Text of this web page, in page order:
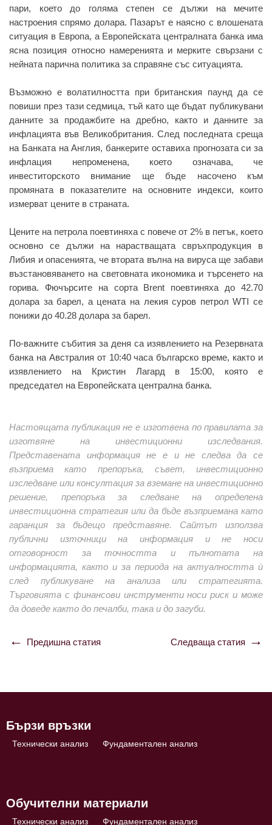
пари, което до голяма степен се дължи на мечите
настроения спрямо долара. Пазарът е наясно с влошената
ситуация в Европа, а Европейската централната банка има
ясна позиция относно намеренията и мерките свързани с
нейната парична политика за справяне със ситуацията.
Възможно е волатилността при британския паунд да се
повиши през тази седмица, тъй като ще бъдат публикувани
данните за продажбите на дребно, както и данните за
инфлацията във Великобритания. След последната среща
на Банката на Англия, банкерите оставиха прогнозата си за
инфлация непроменена, което означава, че
инвеститорското внимание ще бъде насочено към
промяната в показателите на основните индекси, които
измерват цените в страната.
Цените на петрола поевтиняха с повече от 2% в петък, което
основно се дължи на нарастващата свръхпродукция в
Либия и опасенията, че втората вълна на вируса ще забави
възстановяването на световната икономика и търсенето на
горива. Фючърсите на сорта Brent поевтиняха до 42.70
долара за барел, а цената на лекия суров петрол WTI се
понижи до 40.28 долара за барел.
По-важните събития за деня са изявлението на Резервната
банка на Австралия от 10:40 часа българско време, както и
изявлението на Кристин Лагард в 15:00, която е
председател на Европейската централна банка.
Настоящата публикация не е изготвена по правилата за
изготвяне на инвестиционни изследвания.
Представената информация не е и не следва да се
възприема като препоръка, съвет, инвестиционно
изследване или консултация за вземане на инвестиционно
решение, препоръка за следване на определена
инвестиционна стратегия или да бъде възприемана като
гаранция за бъдещо представяне. Сайтът използва
публични източници на информация и не носи
отговорност за точността и пълнотата на
информацията, както и за периода на актуалността ѝ
след публикуване на анализа или стратегията.
Търговията с финансови инструменти носи риск и може
да доведе както до печалби, така и до загуби.
Навигация
Предишна статия Следваща статия
Бързи връзки
Технически анализ Фундаментален анализ
Обучителни материали
Технически анализ Фундаментален анализ